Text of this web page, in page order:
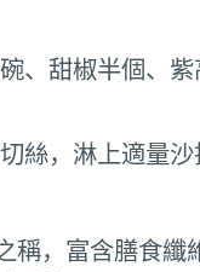
、甜椒半個、
絲，淋上適量
稱，富含膳食纖